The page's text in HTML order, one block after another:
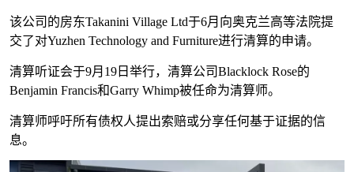
该公司的房东Takanini Village Ltd于6月向奥克兰高等法院提
交了对Yuzhen Technology and Furniture进行清算的申请。
清算听证会于9月19日举行，清算公司Blacklock Rose的
Benjamin Francis和Garry Whimp被任命为清算师。
清算师呼吁所有债权人提出索赔或分享任何基于证据的信
息。